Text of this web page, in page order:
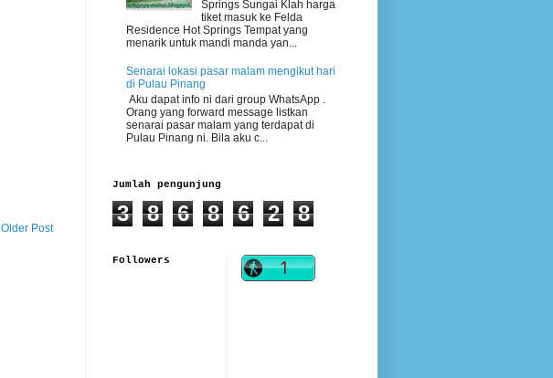
Older Post
Springs Sungai Klah harga
tiket masuk ke Felda
Residence Hot Springs Tempat yang
menarik untuk mandi manda yan...
Senarai lokasi pasar malam mengikut hari
di Pulau Pinang
Aku dapat info ni dari group WhatsApp .
Orang yang forward message listkan
senarai pasar malam yang terdapat di
Pulau Pinang ni. Bila aku c...
Jumlah pengunjung
3 8 6 8 6 2 8
Followers